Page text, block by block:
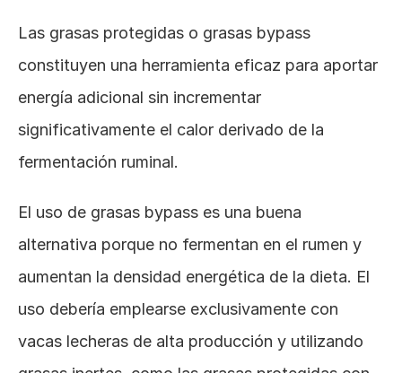
Las grasas protegidas o grasas bypass
constituyen una herramienta eficaz para aportar
energía adicional sin incrementar
significativamente el calor derivado de la
fermentación ruminal.
El uso de grasas bypass es una buena
alternativa porque no fermentan en el rumen y
aumentan la densidad energética de la dieta. El
uso debería emplearse exclusivamente con
vacas lecheras de alta producción y utilizando